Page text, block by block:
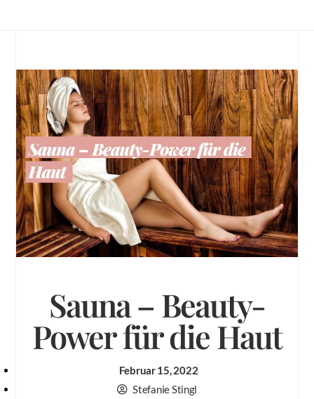
Sauna – Beauty-
Power für die Haut
Februar 15, 2022
Stefanie Stingl